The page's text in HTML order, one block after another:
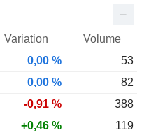
Variation
Volume
0,00 %
53
0,00 %
82
-0,91 %
388
+0,46 %
119